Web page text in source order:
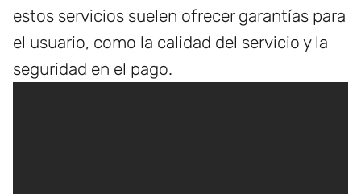
estos servicios suelen ofrecer garantías para
el usuario, como la calidad del servicio y la
seguridad en el pago.